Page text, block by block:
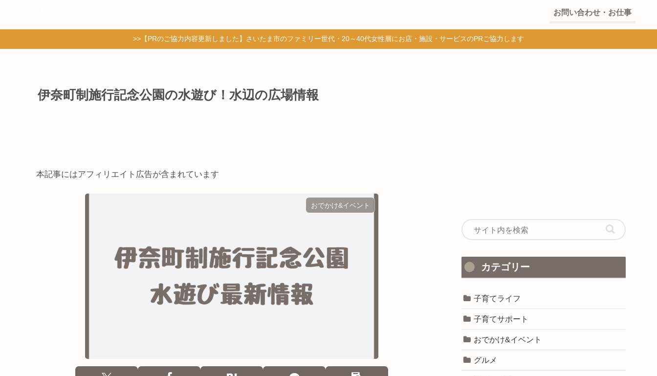
お問い合わせ・お仕事
>>【PRのご協力内容更新しました】さいたま市のファミリー世代・20～40代女性層にお店・施設・サービスのPRご協力します
伊奈町制施行記念公園の水遊び！水辺の広場情報
本記事にはアフィリエイト広告が含まれています
おでかけ&イベント
カテゴリー
子育てライフ
子育てサポート
おでかけ&イベント
グルメ